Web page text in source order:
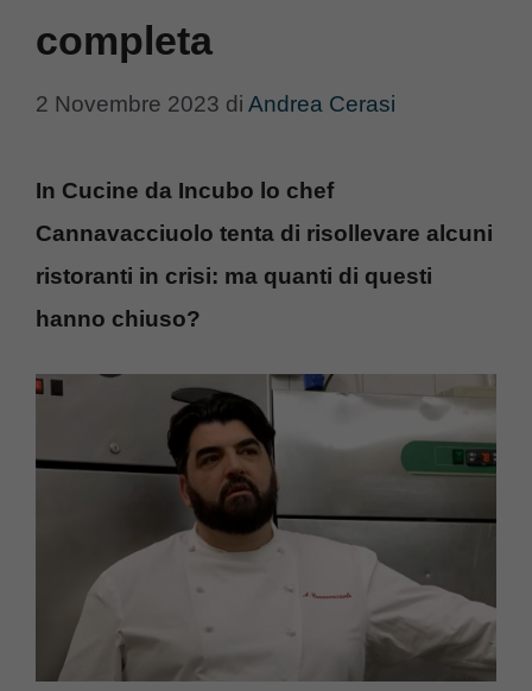
completa
2 Novembre 2023 di Andrea Cerasi
In Cucine da Incubo lo chef
Cannavacciuolo tenta di risollevare alcuni
ristoranti in crisi: ma quanti di questi
hanno chiuso?